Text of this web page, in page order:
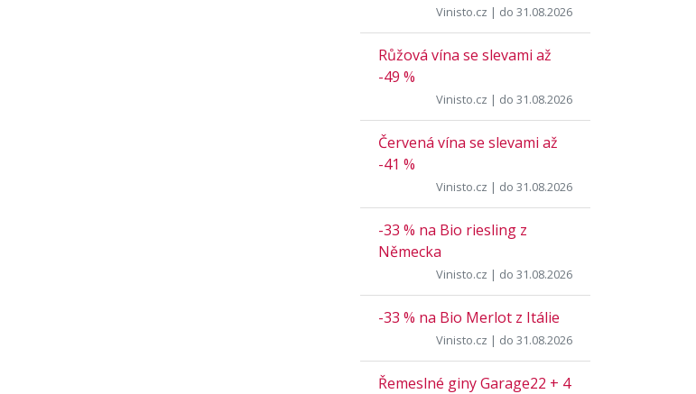
Vinisto.cz | do 31.08.2026
Růžová vína se slevami až
-49 %
Vinisto.cz | do 31.08.2026
Červená vína se slevami až
-41 %
Vinisto.cz | do 31.08.2026
-33 % na Bio riesling z
Německa
Vinisto.cz | do 31.08.2026
-33 % na Bio Merlot z Itálie
Vinisto.cz | do 31.08.2026
Řemeslné giny Garage22 + 4